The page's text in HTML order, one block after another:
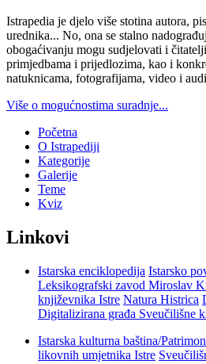
Istrapedia je djelo više stotina autora,
urednika... No, ona se stalno
obogaćivanju mogu sudjelovati i
primjedbama i prijedlozima, kao i
natuknicama, fotografijama, video i
Više o mogućnostima suradnje...
Početna
O Istrapediji
Kategorije
Galerije
Teme
Kviz
Linkovi
Istarska enciklopedija Istarsko
Leksikografski zavod Miroslav
književnika Istre Natura Histrica
Digitalizirana građa Sveučilišne
Istarska kulturna baština/
likovnih umjetnika Istre